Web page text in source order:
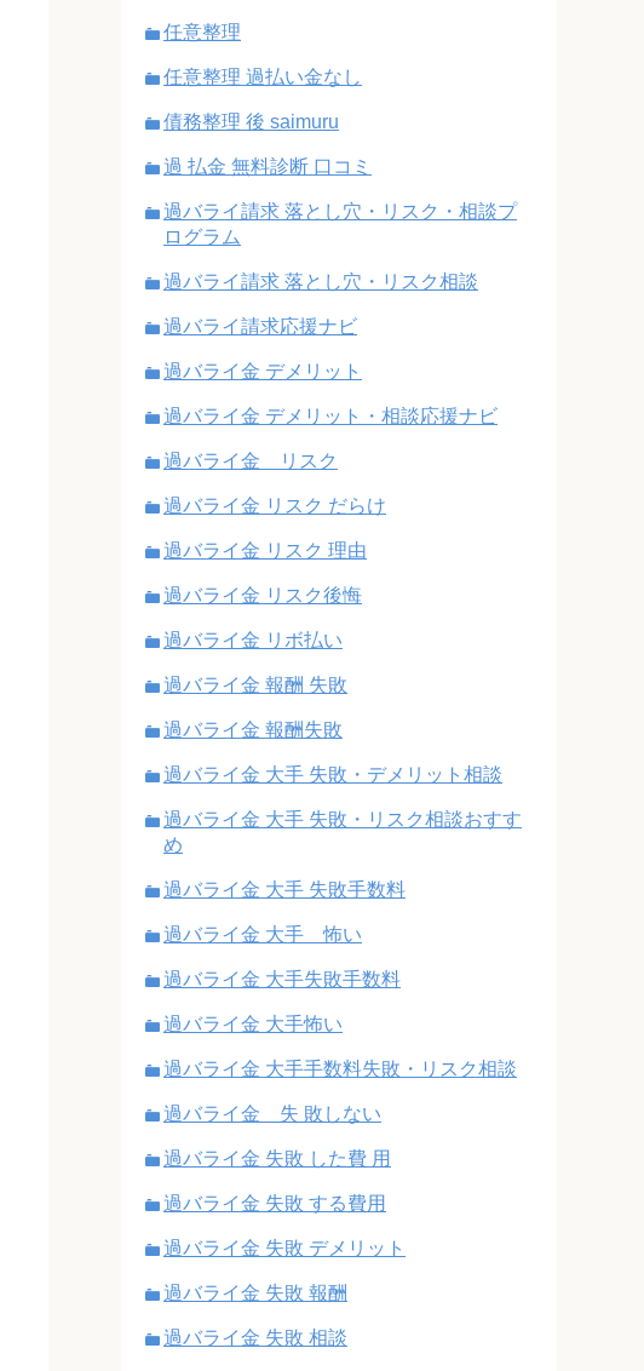
任意整理
任意整理 過払い金なし
債務整理 後 saimuru
過 払金 無料診断 口コミ
過バライ請求 落とし穴・リスク・相談プ
ログラム
過バライ請求 落とし穴・リスク相談
過バライ請求応援ナビ
過バライ金 デメリット
過バライ金 デメリット・相談応援ナビ
過バライ金 リスク
過バライ金 リスク だらけ
過バライ金 リスク 理由
過バライ金 リスク後悔
過バライ金 リボ払い
過バライ金 報酬 失敗
過バライ金 報酬失敗
過バライ金 大手 失敗・デメリット相談
過バライ金 大手 失敗・リスク相談おすす
め
過バライ金 大手 失敗手数料
過バライ金 大手 怖い
過バライ金 大手失敗手数料
過バライ金 大手怖い
過バライ金 大手手数料失敗・リスク相談
過バライ金 失 敗しない
過バライ金 失敗 した費 用
過バライ金 失敗 する費用
過バライ金 失敗 デメリット
過バライ金 失敗 報酬
過バライ金 失敗 相談